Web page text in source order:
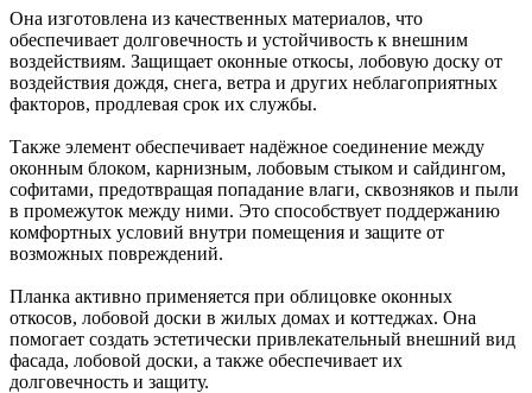
Она изготовлена из качественных материалов, что
обеспечивает долговечность и устойчивость к внешним
воздействиям. Защищает оконные откосы, лобовую доску от
воздействия дождя, снега, ветра и других неблагоприятных
факторов, продлевая срок их службы.
Также элемент обеспечивает надёжное соединение между
оконным блоком, карнизным, лобовым стыком и сайдингом,
софитами, предотвращая попадание влаги, сквозняков и пыли
в промежуток между ними. Это способствует поддержанию
комфортных условий внутри помещения и защите от
возможных повреждений.
Планка активно применяется при облицовке оконных
откосов, лобовой доски в жилых домах и коттеджах. Она
помогает создать эстетически привлекательный внешний вид
фасада, лобовой доски, а также обеспечивает их
долговечность и защиту.